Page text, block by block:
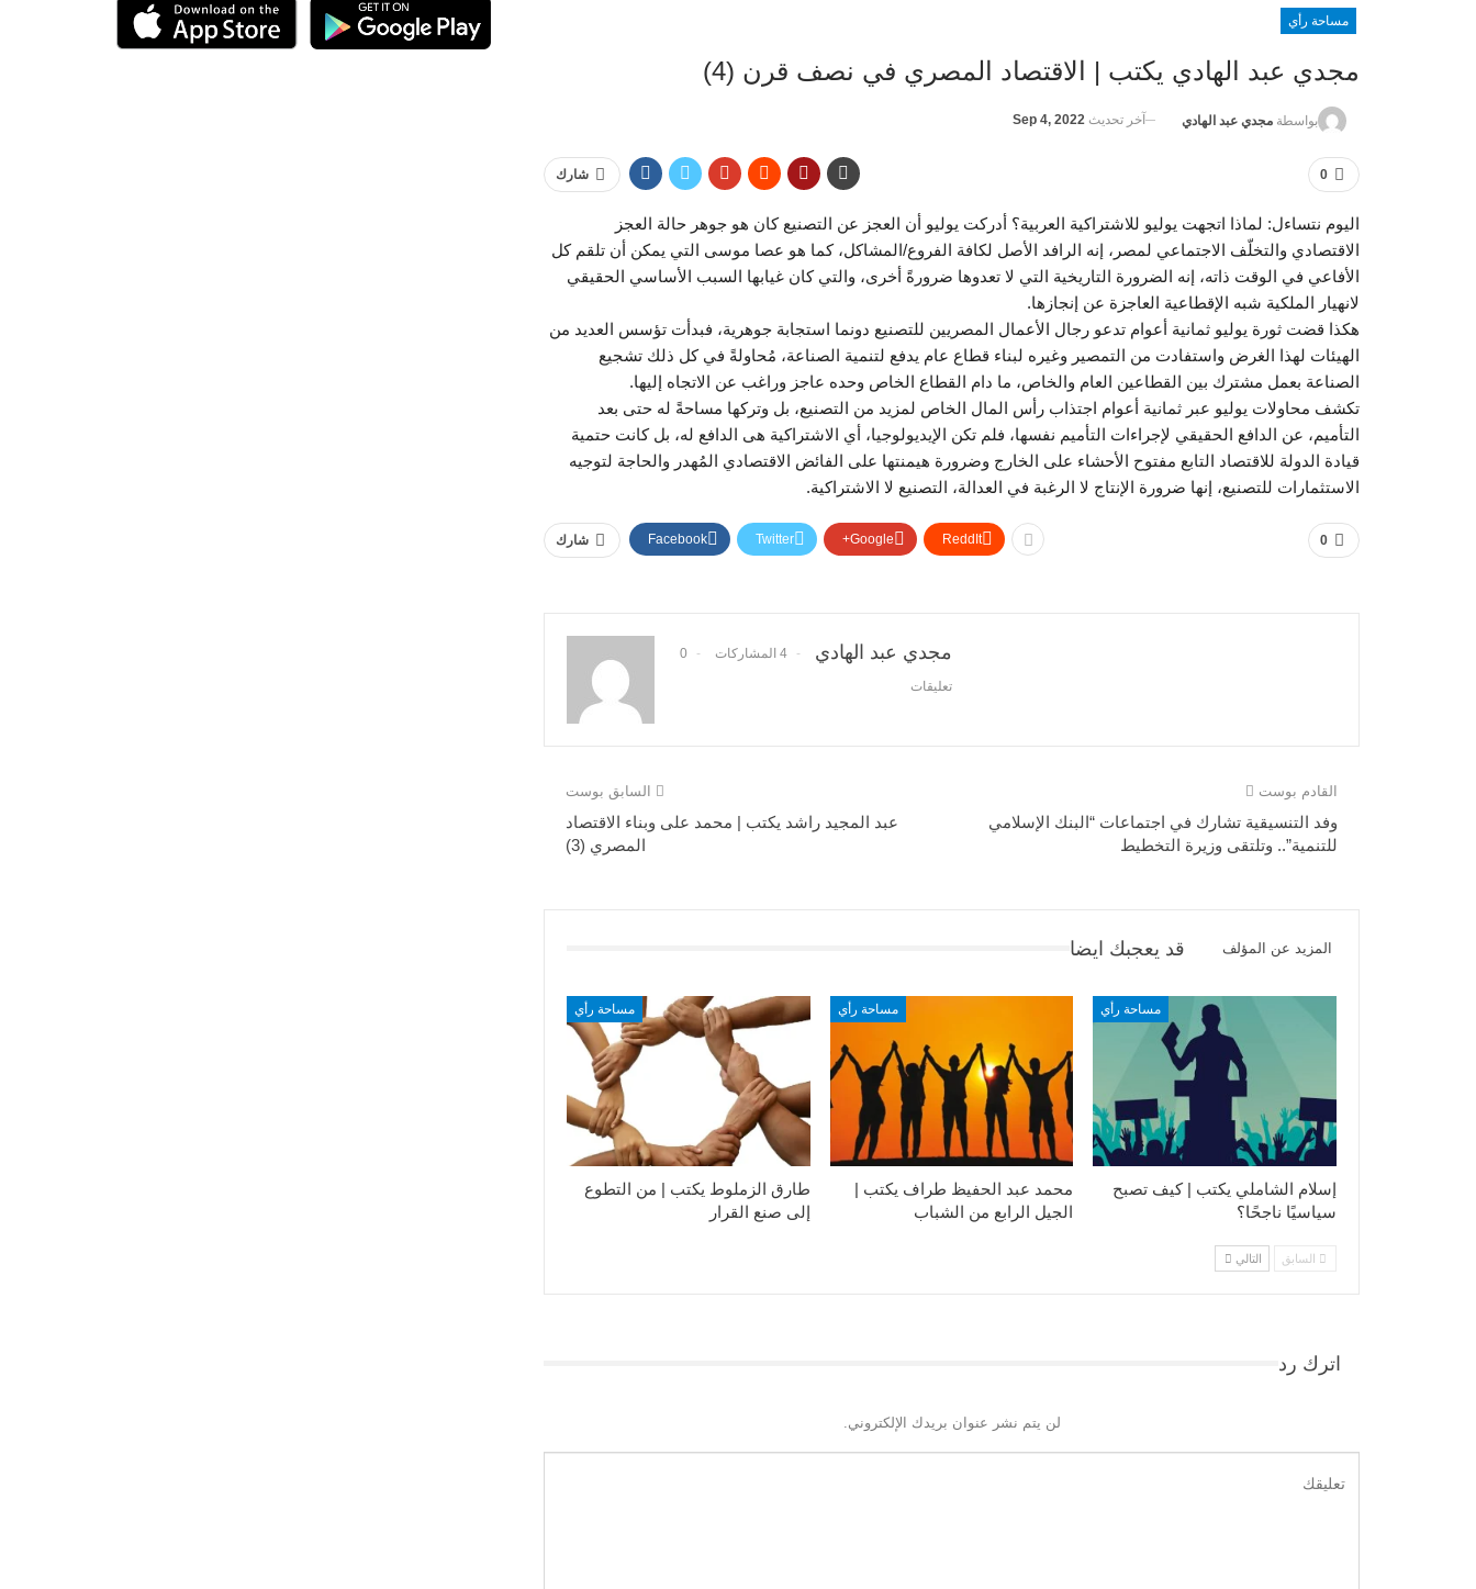
مساحة رأي
مجدي عبد الهادي يكتب | الاقتصاد المصري في نصف قرن (4)
بواسطة مجدي عبد الهادي آخر تحديث Sep 4, 2022
0 شارك
اليوم نتساءل: لماذا اتجهت يوليو للاشتراكية العربية؟ أدركت يوليو أن العجز عن التصنيع كان هو جوهر حالة العجز
الاقتصادي والتخلّف الاجتماعي لمصر، إنه الرافد الأصل لكافة الفروع/المشاكل، كما هو عصا موسى التي يمكن أن تلقم كل
الأفاعي في الوقت ذاته، إنه الضرورة التاريخية التي لا تعدوها ضرورةً أخرى، والتي كان غيابها السبب الأساسي الحقيقي
لانهيار الملكية شبه الإقطاعية العاجزة عن إنجازها.
هكذا قضت ثورة يوليو ثمانية أعوام تدعو رجال الأعمال المصريين للتصنيع دونما استجابة جوهرية، فبدأت تؤسس العديد من
الهيئات لهذا الغرض واستفادت من التمصير وغيره لبناء قطاع عام يدفع لتنمية الصناعة، مُحاولةً في كل ذلك تشجيع
الصناعة بعمل مشترك بين القطاعين العام والخاص، ما دام القطاع الخاص وحده عاجز وراغب عن الاتجاه إليها.
تكشف محاولات يوليو عبر ثمانية أعوام اجتذاب رأس المال الخاص لمزيد من التصنيع، بل وتركها مساحةً له حتى بعد
التأميم، عن الدافع الحقيقي لإجراءات التأميم نفسها، فلم تكن الإيديولوجيا، أي الاشتراكية هى الدافع له، بل كانت حتمية
قيادة الدولة للاقتصاد التابع مفتوح الأحشاء على الخارج وضرورة هيمنتها على الفائض الاقتصادي المُهدر والحاجة لتوجيه
الاستثمارات للتصنيع، إنها ضرورة الإنتاج لا الرغبة في العدالة، التصنيع لا الاشتراكية.
0 شارك Facebook Twitter Google+ ReddIt
مجدي عبد الهادي 4 المشاركات 0
تعليقات
السابق بوست
عبد المجيد راشد يكتب | محمد على وبناء الاقتصاد
المصري (3)
القادم بوست
وفد التنسيقية تشارك في اجتماعات “البنك الإسلامي
للتنمية”.. وتلتقى وزيرة التخطيط
قد يعجبك ايضا المزيد عن المؤلف
مساحة رأي
طارق الزملوط يكتب | من التطوع
إلى صنع القرار
مساحة رأي
محمد عبد الحفيظ طراف يكتب |
الجيل الرابع من الشباب
مساحة رأي
إسلام الشاملي يكتب | كيف تصبح
سياسيًا ناجحًا؟
السابق التالي
اترك رد
لن يتم نشر عنوان بريدك الإلكتروني.